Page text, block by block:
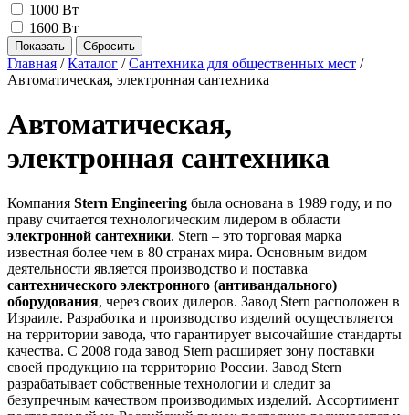
1000 Вт
1600 Вт
Главная /Каталог /Сантехника для общественных мест /
Автоматическая, электронная сантехника
Автоматическая,
электронная сантехника
Компания Stern Engineering была основана в 1989 году, и по
праву считается технологическим лидером в области
электронной сантехники. Stern – это торговая марка
известная более чем в 80 странах мира. Основным видом
деятельности является производство и поставка
сантехнического электронного (антивандального)
оборудования, через своих дилеров. Завод Stern расположен в
Израиле. Разработка и производство изделий осуществляется
на территории завода, что гарантирует высочайшие стандарты
качества. С 2008 года завод Stern расширяет зону поставки
своей продукцию на территорию России. Завод Stern
разрабатывает собственные технологии и следит за
безупречным качеством производимых изделий. Ассортимент